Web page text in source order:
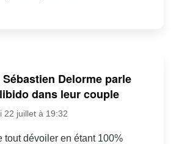
Delorme parle
dans leur couple
22 juillet à 19:32
tout dévoiler en étant 100%